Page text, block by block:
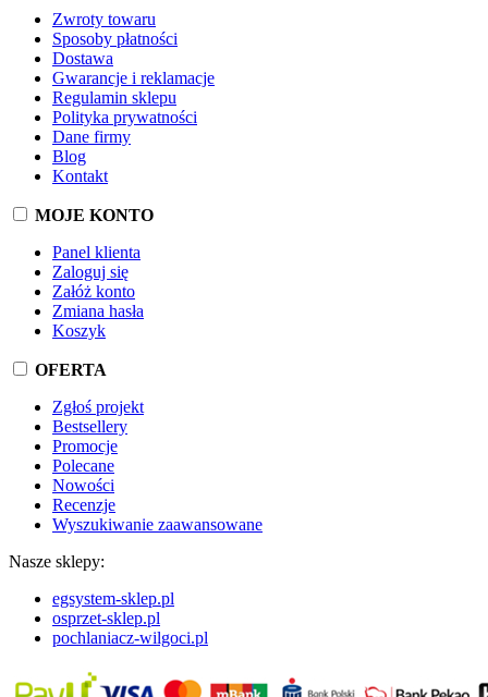
Zwroty towaru
Sposoby płatności
Dostawa
Gwarancje i reklamacje
Regulamin sklepu
Polityka prywatności
Dane firmy
Blog
Kontakt
MOJE KONTO
Panel klienta
Zaloguj się
Załóż konto
Zmiana hasła
Koszyk
OFERTA
Zgłoś projekt
Bestsellery
Promocje
Polecane
Nowości
Recenzje
Wyszukiwanie zaawansowane
Nasze sklepy:
egsystem-sklep.pl
osprzet-sklep.pl
pochlaniacz-wilgoci.pl